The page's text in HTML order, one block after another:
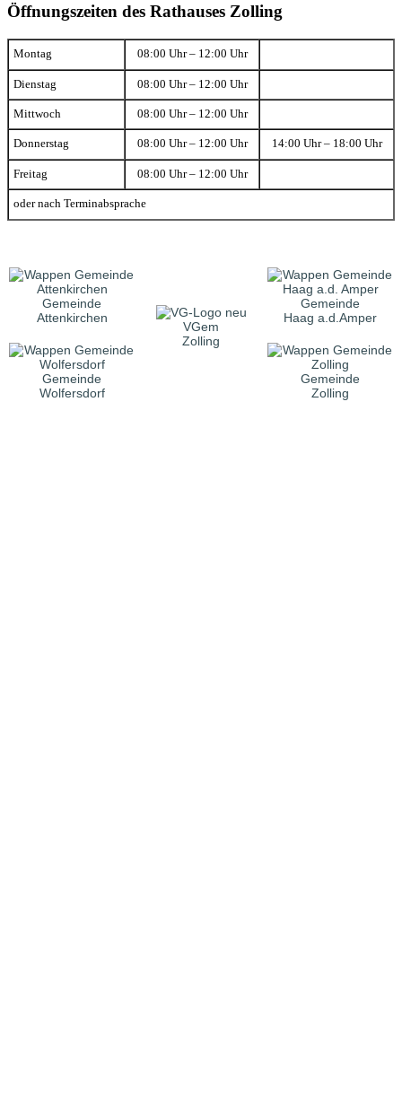
Öffnungszeiten des Rathauses Zolling
Montag 08:00 Uhr – 12:00 Uhr
Dienstag 08:00 Uhr – 12:00 Uhr
Mittwoch 08:00 Uhr – 12:00 Uhr
Donnerstag 08:00 Uhr – 12:00 Uhr 14:00 Uhr – 18:00 Uhr
Freitag 08:00 Uhr – 12:00 Uhr
oder nach Terminabsprache
Gemeinde
Attenkirchen
VGem
Zolling
Gemeinde
Haag a.d.Amper
Gemeinde
Wolfersdorf
Gemeinde
Zolling